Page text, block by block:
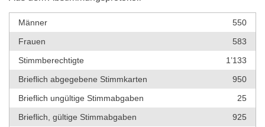
Männer
550
Frauen
583
Stimmberechtigte
1’133
Brieflich abgegebene Stimmkarten
950
Brieflich ungültige Stimmabgaben
25
Brieflich, gültige Stimmabgaben
925